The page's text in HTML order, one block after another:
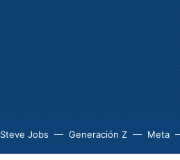
Steve Jobs Generación Z Meta